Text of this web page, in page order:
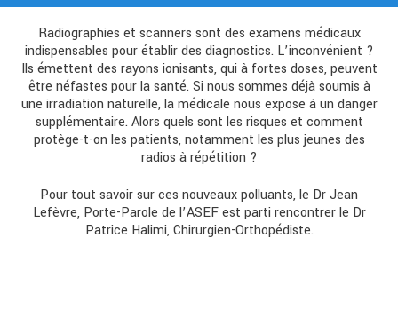
Radiographies et scanners sont des examens médicaux
indispensables pour établir des diagnostics. L’inconvénient ?
Ils émettent des rayons ionisants, qui à fortes doses, peuvent
être néfastes pour la santé. Si nous sommes déjà soumis à
une irradiation naturelle, la médicale nous expose à un danger
supplémentaire. Alors quels sont les risques et comment
protège-t-on les patients, notamment les plus jeunes des
radios à répétition ?
Pour tout savoir sur ces nouveaux polluants, le Dr Jean
Lefèvre, Porte-Parole de l’ASEF est parti rencontrer le Dr
Patrice Halimi, Chirurgien-Orthopédiste.